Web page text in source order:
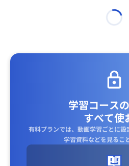
学習コース
すべて使
有料プランでは、動画学習ごとに設
学習資料などを見るこ